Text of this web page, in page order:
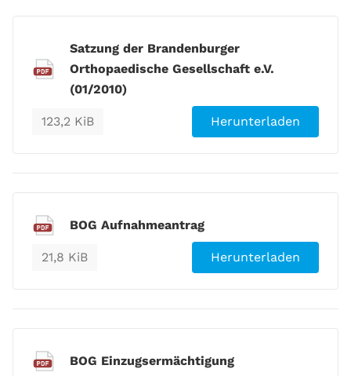
Satzung der Brandenburger
Orthopaedische Gesellschaft e.V.
(01/2010)
123,2 KiB Herunterladen
BOG Aufnahmeantrag
21,8 KiB Herunterladen
BOG Einzugsermächtigung